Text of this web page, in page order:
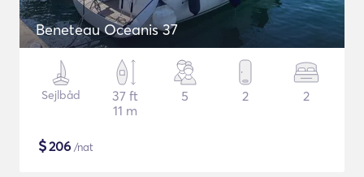
Beneteau Oceanis 37
Sejlbåd
37 ft
11 m
5 2 2
$206 /nat